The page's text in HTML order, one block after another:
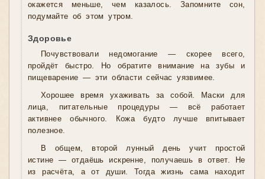
окажется меньше, чем казалось. Запомните сон,
подумайте об этом утром.
Здоровье
Почувствовали недомогание — скорее всего,
пройдёт быстро. Но обратите внимание на зубы и
пищеварение — эти области сейчас уязвимее.
Хорошее время ухаживать за собой. Маски для
лица, питательные процедуры — всё работает
активнее обычного. Кожа будто лучше впитывает
полезное.
В общем, второй лунный день учит простой
истине — отдаёшь искренне, получаешь в ответ. Не
из расчёта, а от души. Тогда жизнь сама находит